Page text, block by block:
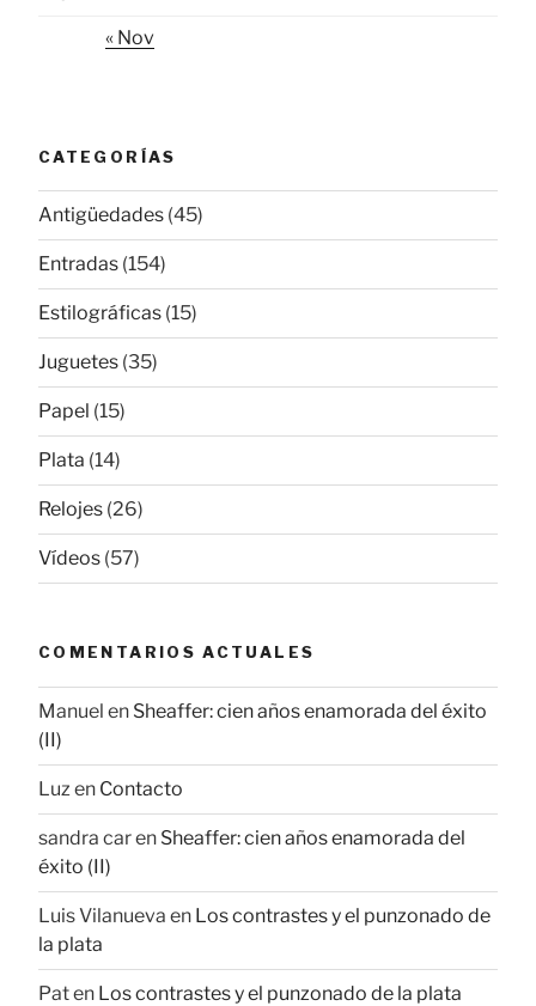
« Nov
CATEGORÍAS
Antigüedades (45)
Entradas (154)
Estilográficas (15)
Juguetes (35)
Papel (15)
Plata (14)
Relojes (26)
Vídeos (57)
COMENTARIOS ACTUALES
Manuel en Sheaffer: cien años enamorada del éxito
(II)
Luzen Contacto
sandra caren Sheaffer: cien años enamorada del
éxito (II)
Luis Vilanueva en Los contrastes y el punzonado de
la plata
Paten Los contrastes y el punzonado de la plata